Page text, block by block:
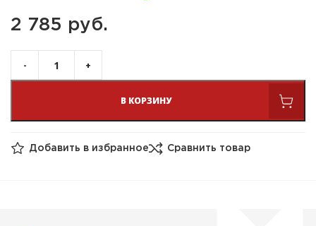
2 785 руб.
В КОРЗИНУ
Добавить в избранное Сравнить товар